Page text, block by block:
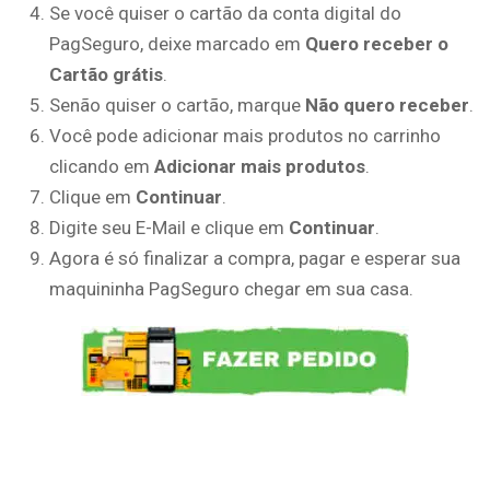
Se você quiser o cartão da conta digital do
PagSeguro, deixe marcado em Quero receber o
Cartão grátis
Senão quiser o cartão, marque Não quero receber
Você pode adicionar mais produtos no carrinho
clicando em Adicionar mais produtos
Clique em Continuar
Digite seu E-Mail e clique em Continuar
Agora é só finalizar a compra, pagar e esperar sua
maquininha PagSeguro chegar em sua casa.